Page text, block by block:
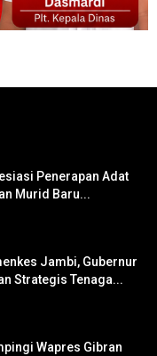
Penerapan Adat
Murid Baru...
Jambi, Gubernur
Strategis Tenaga...
Wapres Gibran